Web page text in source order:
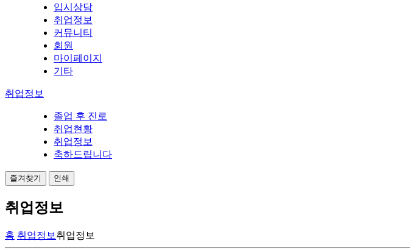
입시상담
취업정보
커뮤니티
회원
마이페이지
기타
취업정보
졸업 후 진로
취업현황
취업정보
축하드립니다
즐겨찾기 인쇄
취업정보
홈 취업정보 취업정보